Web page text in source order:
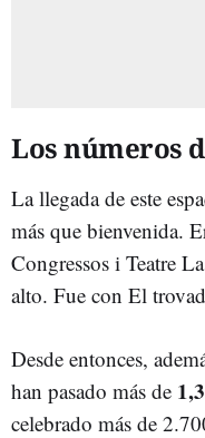
Los números
La llegada de este
más que bienvenida.
Congressos i Teatre
alto. Fue con El
Desde entonces,
han pasado más de
celebrado más de